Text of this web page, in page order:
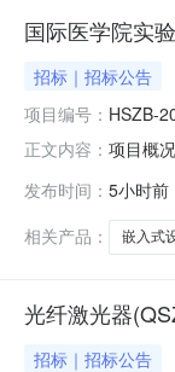
国际医学院实
招标｜招标公告
项目编号： HSZB-
正文内容： 项目概
发布时间： 5小时前
相关产品：
嵌入式
光纤激光器
招标｜招标公告